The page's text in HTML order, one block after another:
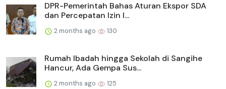
DPR-Pemerintah Bahas Aturan Ekspor SDA
dan Percepatan Izin I...
2 months ago 130
Rumah Ibadah hingga Sekolah di Sangihe
Hancur, Ada Gempa Sus...
2 months ago 125